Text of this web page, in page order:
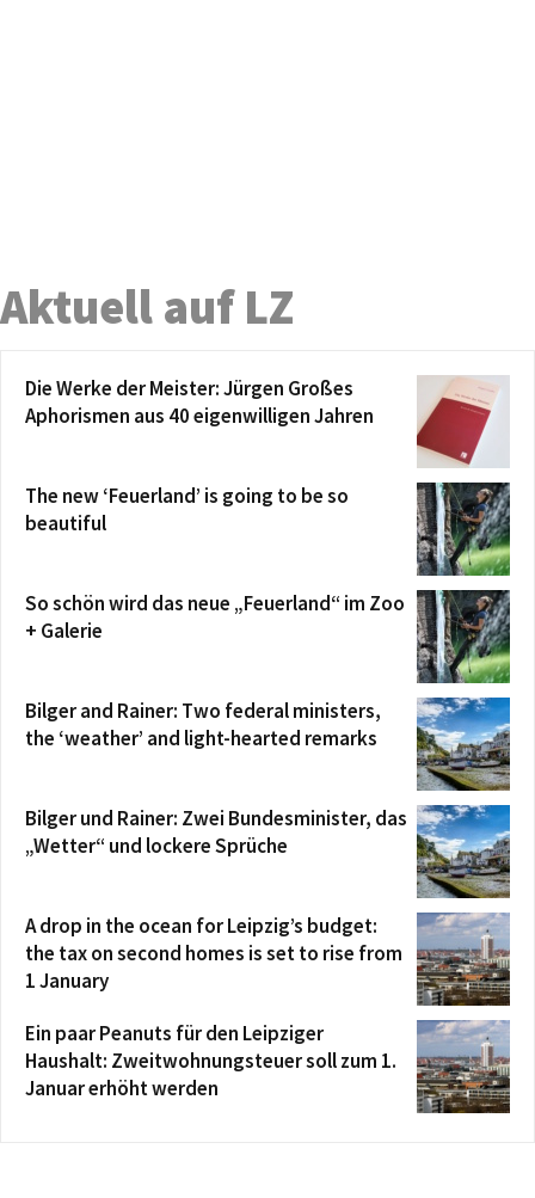
Aktuell auf LZ
Die Werke der Meister: Jürgen Großes
Aphorismen aus 40 eigenwilligen Jahren
The new ‘Feuerland’ is going to be so
beautiful
So schön wird das neue „Feuerland“ im Zoo
+ Galerie
Bilger and Rainer: Two federal ministers,
the ‘weather’ and light-hearted remarks
Bilger und Rainer: Zwei Bundesminister, das
„Wetter“ und lockere Sprüche
A drop in the ocean for Leipzig’s budget:
the tax on second homes is set to rise from
1 January
Ein paar Peanuts für den Leipziger
Haushalt: Zweitwohnungsteuer soll zum 1.
Januar erhöht werden